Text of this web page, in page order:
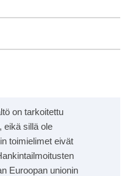
on tarkoitettu
eikä sillä ole
toimielimet eivät
Euroopan unionin